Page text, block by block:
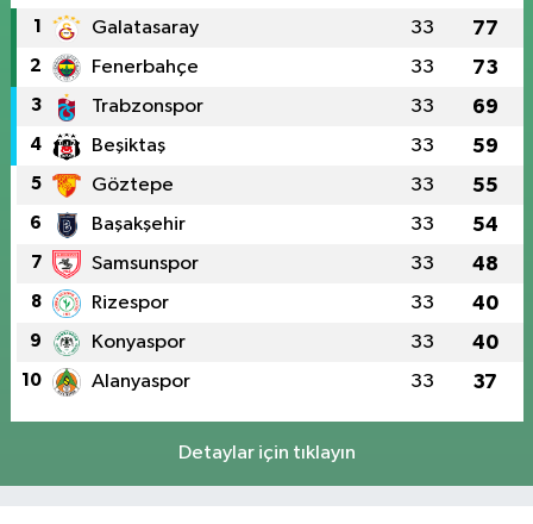
1 Galatasaray 33 77
2 Fenerbahçe 33 73
3 Trabzonspor 33 69
4 Beşiktaş 33 59
5 Göztepe 33 55
6 Başakşehir 33 54
7 Samsunspor 33 48
8 Rizespor 33 40
9 Konyaspor 33 40
10 Alanyaspor 33 37
Detaylar için tıklayın